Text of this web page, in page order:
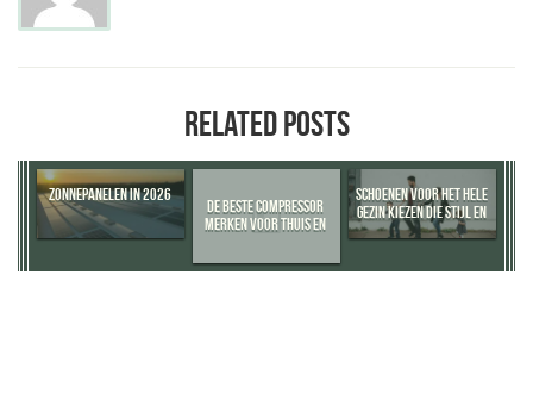
RELATED POSTS
ZONNEPANELEN IN 2026
DE BESTE COMPRESSOR
MERKEN VOOR THUIS EN
SCHOENEN VOOR HET HELE
GEZIN KIEZEN DIE STIJL EN
COMFORT BIEDEN